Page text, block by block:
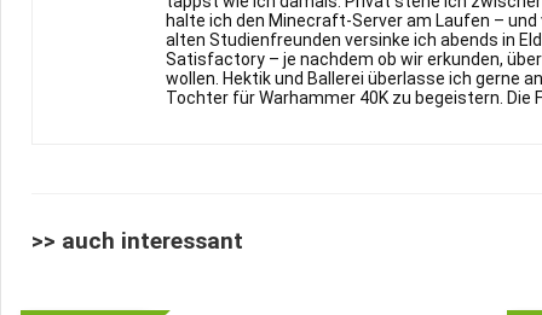
halte ich den Minecraft-Server am Laufen –
alten Studienfreunden versinke ich abends in
Satisfactory – je nachdem ob wir erkunden,
wollen. Hektik und Ballerei überlasse ich gerne
Tochter für Warhammer 40K zu begeistern. Die
>> auch interessant